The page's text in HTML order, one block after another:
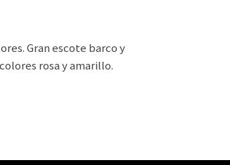
Gran escote barco y
rosa y amarillo.